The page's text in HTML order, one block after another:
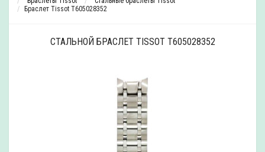
Браслет Tissot T605028352
СТАЛЬНОЙ БРАСЛЕТ TISSOT T605028352